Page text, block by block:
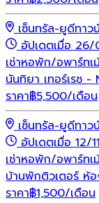
เซ็นทรัล-ยูดีทา
อัปเดตเมื่อ
เช่าหอพัก/อพาร์ทเ
นันทิยา เทอร์เรซ
ราคา฿5,500/เดือน
เซ็นทรัล-ยูดีทา
อัปเดตเมื่อ 12/
เช่าหอพัก/อพาร์ทเ
บ้านพักติวเตอร์ ห้
ราคา฿1,500/เดือน